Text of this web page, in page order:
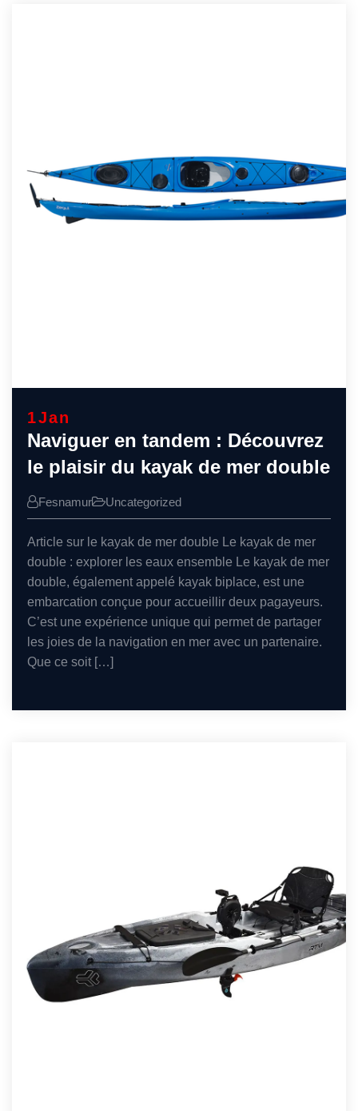
1Jan
Naviguer en tandem : Découvrez
le plaisir du kayak de mer double
Fesnamur Uncategorized
Article sur le kayak de mer double Le kayak de mer
double : explorer les eaux ensemble Le kayak de mer
double, également appelé kayak biplace, est une
embarcation conçue pour accueillir deux pagayeurs.
C’est une expérience unique qui permet de partager
les joies de la navigation en mer avec un partenaire.
Que ce soit […]